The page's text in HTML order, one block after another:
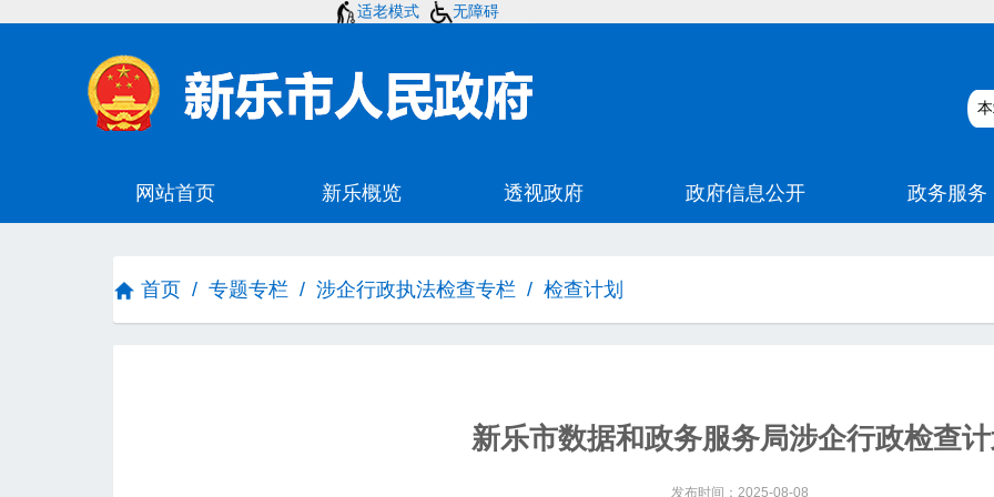
适老模式 无障碍
首页 / 专题专栏 / 涉企行政执法检查专栏 / 检查计划
新乐市数据和政务服务局涉企行政检查
发布时间：2025-08-08